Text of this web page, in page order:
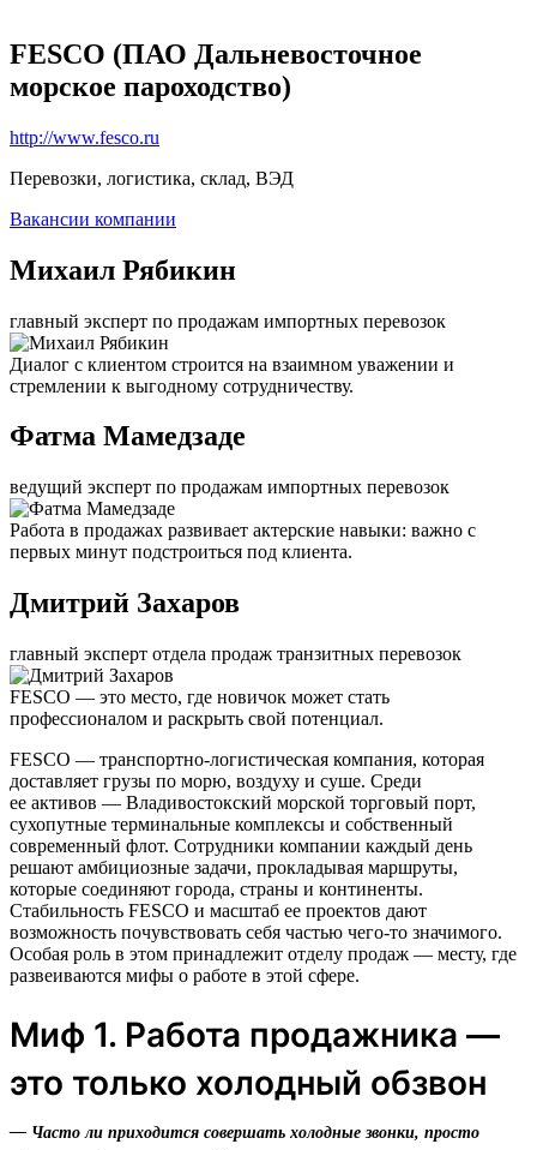
FESCO (ПАО Дальневосточное
морское пароходство)
http://www.fesco.ru
Перевозки, логистика, склад, ВЭД
Вакансии компании
Михаил Рябикин
главный эксперт по продажам импортных перевозок
Диалог с клиентом строится на взаимном уважении и
стремлении к выгодному сотрудничеству.
Фатма Мамедзаде
ведущий эксперт по продажам импортных перевозок
Работа в продажах развивает актерские навыки: важно с
первых минут подстроиться под клиента.
Дмитрий Захаров
главный эксперт отдела продаж транзитных перевозок
FESCO — это место, где новичок может стать
профессионалом и раскрыть свой потенциал.
FESCO — транспортно-логистическая компания, которая
доставляет грузы по морю, воздуху и суше. Среди
ее активов — Владивостокский морской торговый порт,
сухопутные терминальные комплексы и собственный
современный флот. Сотрудники компании каждый день
решают амбициозные задачи, прокладывая маршруты,
которые соединяют города, страны и континенты.
Стабильность FESCO и масштаб ее проектов дают
возможность почувствовать себя частью чего-то значимого.
Особая роль в этом принадлежит отделу продаж — месту, где
развеиваются мифы о работе в этой сфере.
Миф 1. Работа продажника —
это только холодный обзвон
— Часто ли приходится совершать холодные звонки, просто